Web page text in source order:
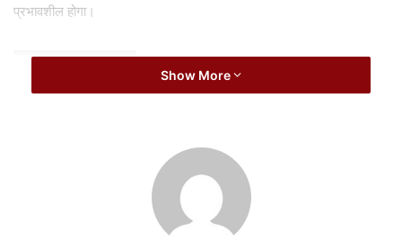
प्रभावशील होगा।
Related Articles
नांदघाट-मुंगेली रोड होगा फोरलेन, राज्य शासन ने मंजूर किए
August 7, 2026
Show More